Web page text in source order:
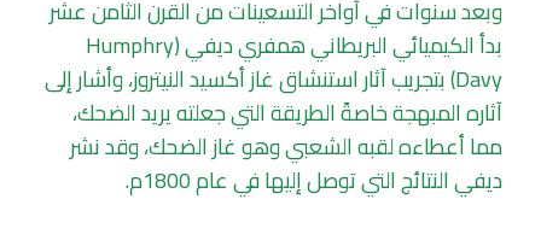
وبعد سنوات في آواخر التسعينات من القرن الثامن عشر
بدأ الكيميائي البريطاني همفري ديفي (Humphry
Davy) بتجريب آثار استنشاق غاز أكسيد النيتروز، وأشار إلى
آثاره المبهجة خاصةً الطريقة التي جعلته يريد الضحك،
مما أعطاءه لقبه الشعبي وهو غاز الضحك، وقد نشر
ديفي النتائج التي توصل إليها في عام 1800م.